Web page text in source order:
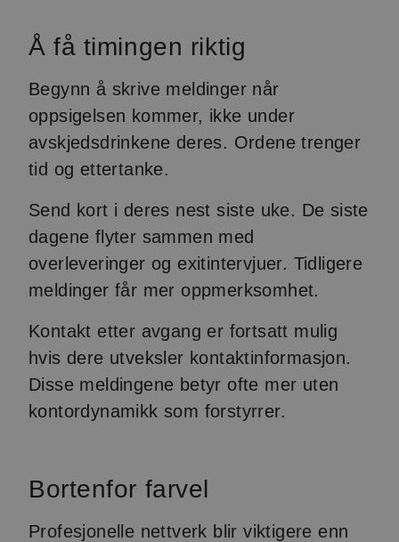
Å få timingen riktig
Begynn å skrive meldinger når
oppsigelsen kommer, ikke under
avskjedsdrinkene deres. Ordene trenger
tid og ettertanke.
Send kort i deres nest siste uke. De siste
dagene flyter sammen med
overleveringer og exitintervjuer. Tidligere
meldinger får mer oppmerksomhet.
Kontakt etter avgang er fortsatt mulig
hvis dere utveksler kontaktinformasjon.
Disse meldingene betyr ofte mer uten
kontordynamikk som forstyrrer.
Bortenfor farvel
Profesjonelle nettverk blir viktigere enn